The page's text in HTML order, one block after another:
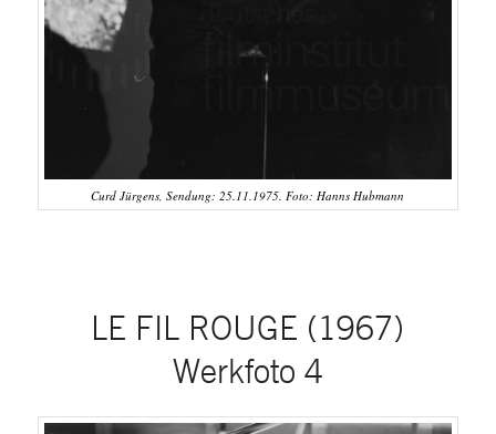
Curd Jürgens, Sendung: 25.11.1975. Foto: Hanns Hubmann
LE FIL ROUGE (1967)
Werkfoto 4